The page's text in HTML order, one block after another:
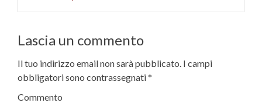
Lascia un commento
Il tuo indirizzo email non sarà pubblicato. I campi
obbligatori sono contrassegnati*
Commento